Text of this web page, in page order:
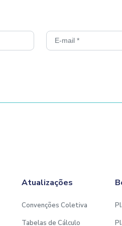
Atualizações
Convenções Coletiva
Tabelas de Cálculo